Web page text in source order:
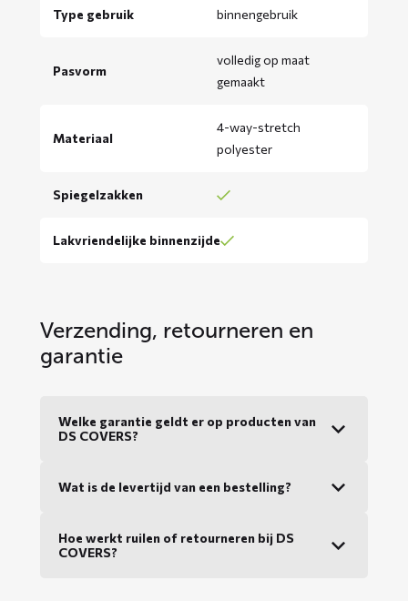
Type gebruik binnengebruik
Pasvorm
volledig op maat
gemaakt
Materiaal
4-way-stretch
polyester
Spiegelzakken
Lakvriendelijke binnenzijde
Verzending, retourneren en
garantie
Welke garantie geldt er op producten van
DS COVERS?
Wat is de levertijd van een bestelling?
Hoe werkt ruilen of retourneren bij DS
COVERS?